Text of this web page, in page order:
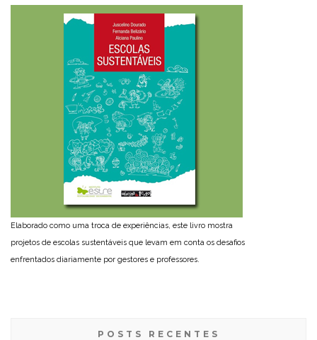
Elaborado como uma troca de experiências, este livro mostra
projetos de escolas sustentáveis que levam em conta os desafios
enfrentados diariamente por gestores e professores.
POSTS RECENTES